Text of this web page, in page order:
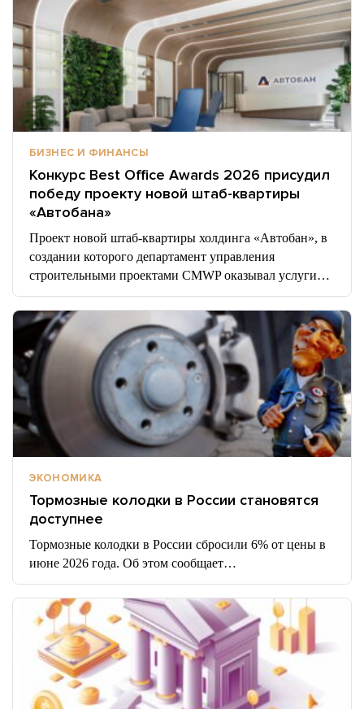
БИЗНЕС И ФИНАНСЫ
Конкурс Best Office Awards 2026 присудил
победу проекту новой штаб-квартиры
«Автобана»
Проект новой штаб-квартиры холдинга «Автобан», в
создании которого департамент управления
строительными проектами CMWP оказывал услуги…
ЭКОНОМИКА
Тормозные колодки в России становятся
доступнее
Тормозные колодки в России сбросили 6% от цены в
июне 2026 года. Об этом сообщает…